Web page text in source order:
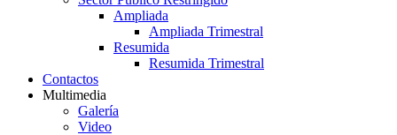
Ampliada
Ampliada Trimestral
Resumida
Resumida Trimestral
Contactos
Multimedia
Galería
Video